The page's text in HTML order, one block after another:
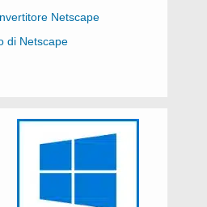
Netscape
di Netscape